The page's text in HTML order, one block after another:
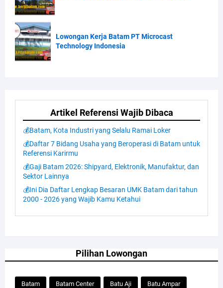
Lowongan Kerja Batam PT Microcast
Technology Indonesia
Artikel Referensi Wajib Dibaca
💰Batam, Kota Industri yang Selalu Ramai Loker
💰Daftar 7 Bidang Usaha yang Beroperasi di Batam untuk
Referensi Karirmu
💰Gaji Batam 2026: Shipyard, Elektronik, Manufaktur, dan
Sektor Lainnya
💰Ini Dia Daftar Lengkap Besaran UMK Batam dari tahun
2000 - 2026 yang Wajib Kamu Ketahui
Pilihan Lowongan
Batam Batam Center Batu Aji Batu Ampar